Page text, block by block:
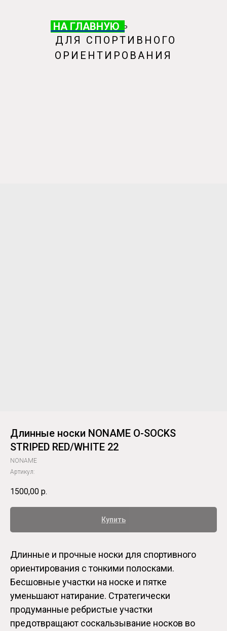
НА ГЛАВНУЮ
ОБУВЬ
ДЛЯ СПОРТИВНОГО
ОРИЕНТИРОВАНИЯ
Длинные носки NONAME O-SOCKS
STRIPED RED/WHITE 22
NONAME
Артикул:
1500,00 р.
Купить
Длинные и прочные носки для спортивного
ориентирования с тонкими полосками.
Бесшовные участки на носке и пятке
уменьшают натирание. Стратегически
продуманные ребристые участки
предотвращают соскальзывание носков во
НА ГЛАВНУЮ